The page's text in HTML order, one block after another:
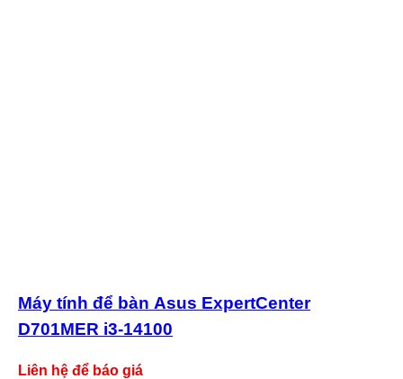
Máy tính để bàn Asus ExpertCenter
D701MER i3-14100
Liên hệ để báo giá